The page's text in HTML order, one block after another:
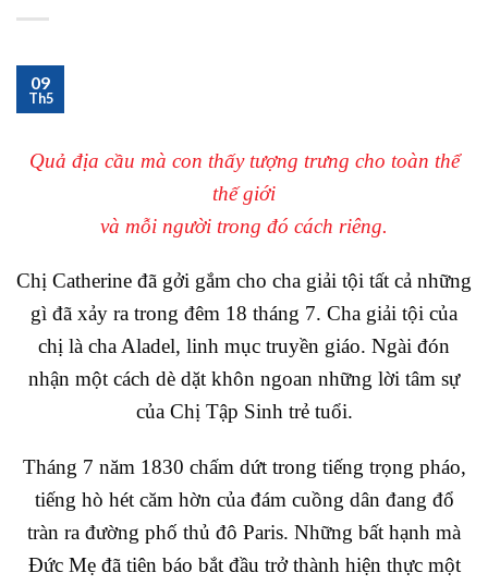
09
Th5
Quả địa cầu mà con thấy tượng trưng cho toàn thể
thế giới
và mỗi người trong đó cách riêng.
Chị Catherine đã gởi gắm cho cha giải tội tất cả những
gì đã xảy ra trong đêm 18 tháng 7. Cha giải tội của
chị là cha Aladel, linh mục truyền giáo. Ngài đón
nhận một cách dè dặt khôn ngoan những lời tâm sự
của Chị Tập Sinh trẻ tuổi.
Tháng 7 năm 1830 chấm dứt trong tiếng trọng pháo,
tiếng hò hét căm hờn của đám cuồng dân đang đổ
tràn ra đường phố thủ đô Paris. Những bất hạnh mà
Đức Mẹ đã tiên báo bắt đầu trở thành hiện thực một